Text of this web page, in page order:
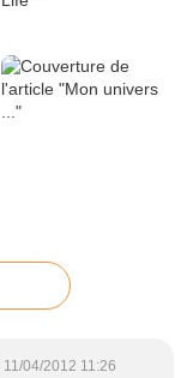
11/04/2012 11:26